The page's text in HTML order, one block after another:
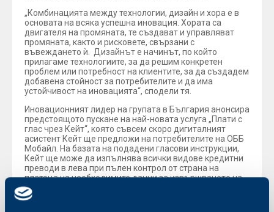
„Комбинацията между технологии, дизайн и хора е в
основата на всяка успешна иновация. Хората са
двигателя на промяната, те създават и управляват
промяната, както и рисковете, свързани с
въвеждането ѝ. Дизайнът е начинът, по който
прилагаме технологиите, за да решим конкретен
проблем или потребност на клиентите, за да създадем
добавена стойност за потребителите и да има
устойчивост на иновацията“, сподели тя.
Иновационният лидер на групата в България анонсира
предстоящото пускане на най-новата услуга „Плати с
глас чрез Кейт“, която съвсем скоро дигиталният
асистент Кейт ще предложи на потребителите на ОББ
Мобайл. На базата на подадени гласови инструкции,
Кейт ще може да изпълнява всички видове кредитни
преводи в лева при пълен контрол от страна на
платеца на необходимите данни за извършването на
плащането. „Това е типичен пример за използване на
изкуствения интелект и създаването на дизайн, които